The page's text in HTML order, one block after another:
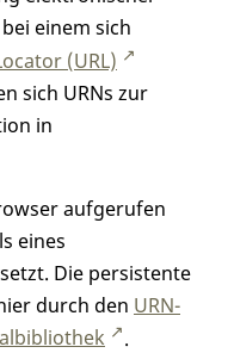
einem sich
(URL)
sich URNs zur
in
aufgerufen
eines
Die persistente
durch den URN-
.